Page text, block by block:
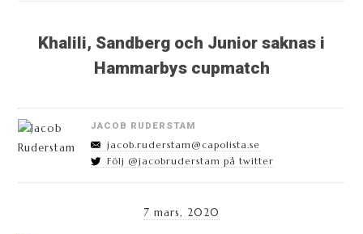
Khalili, Sandberg och Junior saknas i
Hammarbys cupmatch
JACOB RUDERSTAM
jacob.ruderstam@capolista.se
Följ @jacobruderstam på twitter
7 mars, 2020